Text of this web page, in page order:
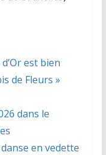
est bien
de Fleurs »
dans le
en vedette